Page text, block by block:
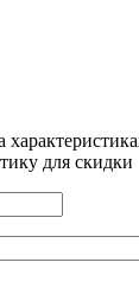
для скидки